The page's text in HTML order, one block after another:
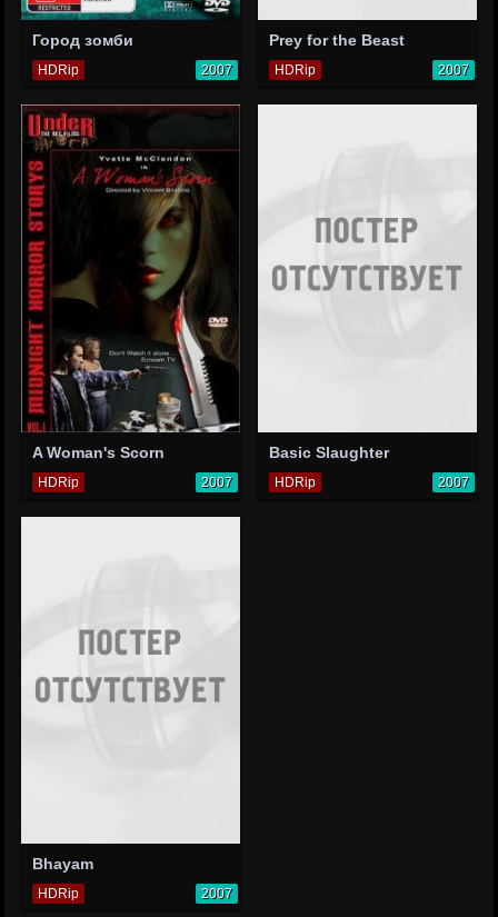
Город зомби
HDRip 2007
Prey for the Beast
HDRip 2007
A Woman's Scorn
HDRip 2007
Basic Slaughter
HDRip 2007
Bhayam
HDRip 2007